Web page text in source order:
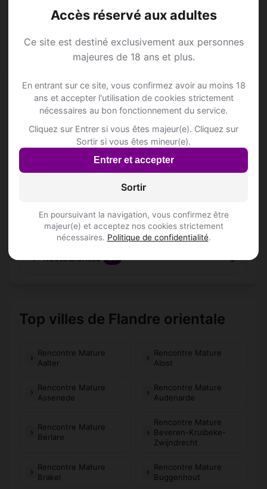
Accès réservé aux adultes
Ce site est destiné exclusivement aux personnes
majeures de 18 ans et plus.
En entrant sur ce site, vous confirmez avoir au moins 18
ans et accepter l'utilisation de cookies strictement
nécessaires au bon fonctionnement du service.
Cliquez sur Entrer si vous êtes majeur(e). Cliquez sur
Sortir si vous êtes mineur(e).
Entrer et accepter
Sortir
En poursuivant la navigation, vous confirmez être
majeur(e) et acceptez nos cookies strictement
nécessaires. Politique de confidentialité.
Les profils sont-ils vérifiés ?
Lieux de sortie à Berlare
📍 Hôtelss
Limonadefabriek Flora
Lindestraat 67
Inscris-toi pour voir le n°
Inscris-toi pour voir le n°
📍 Restaurantss 27
Top villes de Flandre orientale
Rencontre Mature
Aalter
Rencontre Mature
Alost
Rencontre Mature
Assenede
Rencontre Mature
Audenarde
Rencontre Mature
Berlare
Rencontre Mature
Beveren-Kruibeke-
Zwijndrecht
Rencontre Mature
Brakel
Rencontre Mature
Buggenhout